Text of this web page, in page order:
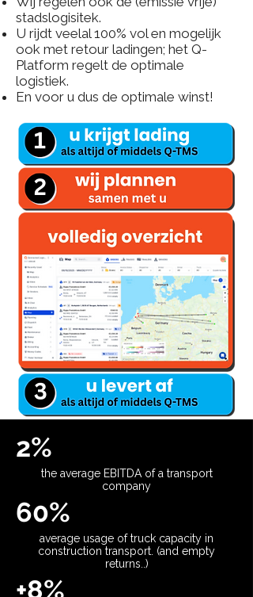
stadslogisitek.
U rijdt veelal 100% vol en mogelijk
ook met retour ladingen; het Q-
Platform regelt de optimale
logistiek.
En voor u dus de optimale winst!
2%
the average EBITDA of a transport
company
60%
average usage of truck capacity in
construction transport. (and empty
returns..)
+8%